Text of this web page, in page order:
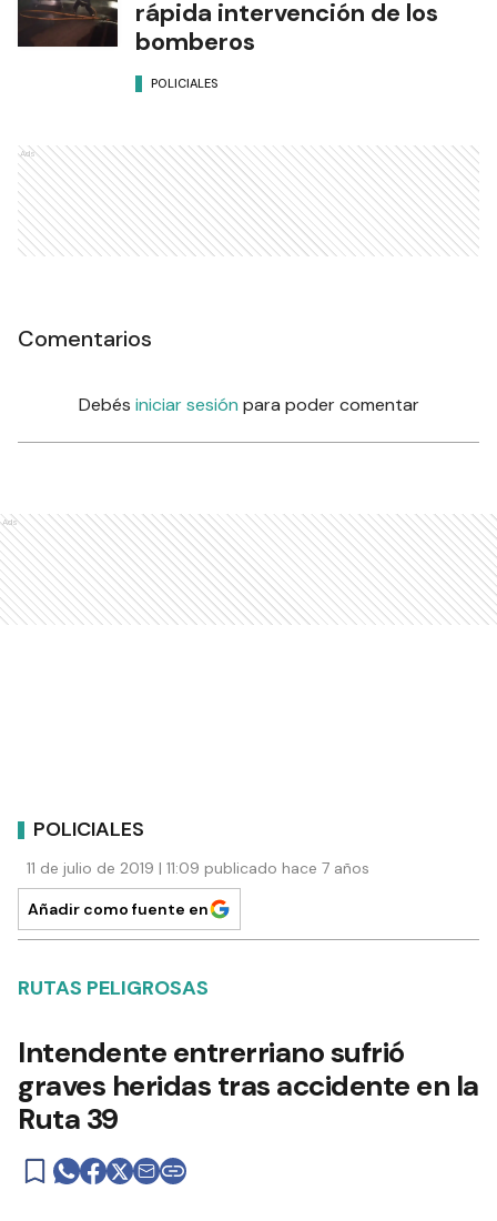
rápida intervención de los
bomberos
POLICIALES
Ads
Comentarios
Debés iniciar sesión para poder comentar
Ads
POLICIALES
11 de julio de 2019 | 11:09 publicado hace 7 años
Añadir como fuente en
RUTAS PELIGROSAS
Intendente entrerriano sufrió
graves heridas tras accidente en la
Ruta 39